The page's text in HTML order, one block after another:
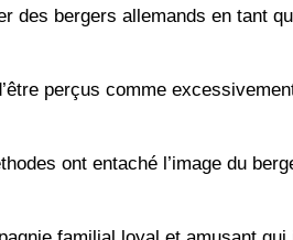
des bergers allemands en tant
perçus comme
ont entaché l’image du